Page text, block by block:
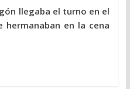
llegaba el turno en el
en la cena